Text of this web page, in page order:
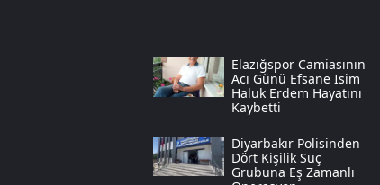
Elazığspor Camiasının
Acı Günü Efsane Isim
Haluk Erdem Hayatını
Kaybetti
Diyarbakır Polisinden
Dört Kişilik Suç
Grubuna Eş Zamanlı